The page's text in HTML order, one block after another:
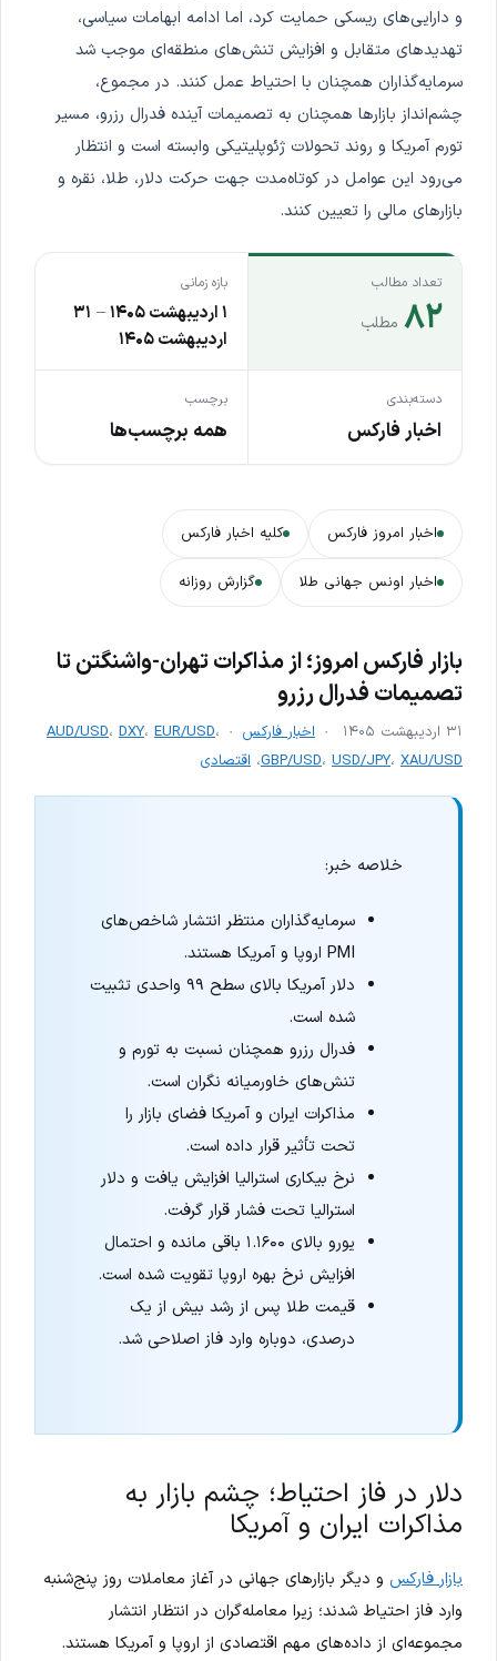
و دارایی‌های ریسکی حمایت کرد، اما ادامه ابهامات سیاسی،
تهدیدهای متقابل و افزایش تنش‌های منطقه‌ای موجب شد
سرمایه‌گذاران همچنان با احتیاط عمل کنند. در مجموع،
چشم‌انداز بازارها همچنان به تصمیمات آینده فدرال رزرو، مسیر
تورم آمریکا و روند تحولات ژئوپلیتیکی وابسته است و انتظار
می‌رود این عوامل در کوتاه‌مدت جهت حرکت دلار، طلا، نقره و
بازارهای مالی را تعیین کنند.
تعداد مطالب
۸۲ مطلب
بازه زمانی
۱ اردیبهشت ۱۴۰۵ – ۳۱
اردیبهشت ۱۴۰۵
دسته‌بندی
اخبار فارکس
برچسب
همه برچسب‌ها
اخبار امروز فارکس کلیه اخبار فارکس
اخبار اونس جهانی طلا گزارش روزانه
بازار فارکس امروز؛ از مذاکرات تهران-واشنگتن تا
تصمیمات فدرال رزرو
۳۱ اردیبهشت ۱۴۰۵ اخبار فارکس AUD/USD، DXY، EUR/USD،
GBP/USD، USD/JPY، XAU/USD ، اقتصادی
خلاصه خبر:
سرمایه‌گذاران منتظر انتشار شاخص‌های
PMI اروپا و آمریکا هستند.
دلار آمریکا بالای سطح ۹۹ واحدی تثبیت
شده است.
فدرال رزرو همچنان نسبت به تورم و
تنش‌های خاورمیانه نگران است.
مذاکرات ایران و آمریکا فضای بازار را
تحت تأثیر قرار داده است.
نرخ بیکاری استرالیا افزایش یافت و دلار
استرالیا تحت فشار قرار گرفت.
یورو بالای ۱.۱۶۰۰ باقی مانده و احتمال
افزایش نرخ بهره اروپا تقویت شده است.
قیمت طلا پس از رشد بیش از یک
درصدی، دوباره وارد فاز اصلاحی شد.
دلار در فاز احتیاط؛ چشم بازار به
مذاکرات ایران و آمریکا
بازار فارکس و دیگر بازارهای جهانی در آغاز معاملات روز پنج‌شنبه
وارد فاز احتیاط شدند؛ زیرا معامله‌گران در انتظار انتشار
مجموعه‌ای از داده‌های مهم اقتصادی از اروپا و آمریکا هستند.